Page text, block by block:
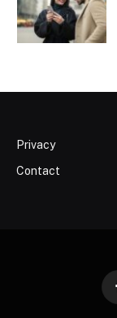
Privacy
Contact